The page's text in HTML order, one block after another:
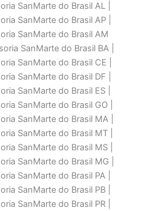
SanMarte do Brasil AL |
SanMarte do Brasil AP |
SanMarte do Brasil AM
SanMarte do Brasil BA |
SanMarte do Brasil CE |
SanMarte do Brasil DF |
SanMarte do Brasil ES |
SanMarte do Brasil GO |
SanMarte do Brasil MA |
SanMarte do Brasil MT |
SanMarte do Brasil MS |
SanMarte do Brasil MG |
SanMarte do Brasil PA |
SanMarte do Brasil PB |
SanMarte do Brasil PR |